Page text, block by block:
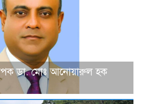
ডা. মোঃ আনোয়ারুল হক